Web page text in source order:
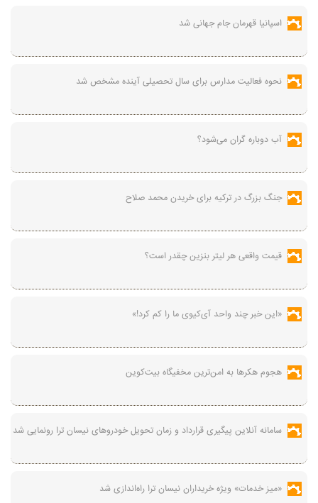
اسپانیا قهرمان جام جهانی شد
نحوه فعالیت مدارس برای سال تحصیلی آینده مشخص شد
آب دوباره گران می‌شود؟
جنگ بزرگ در ترکیه برای خریدن محمد صلاح
قیمت واقعی هر لیتر بنزین چقدر است؟
«این خبر چند واحد آی‌کیوی ما را کم کرد!»
هجوم هکرها به امن‌ترین مخفیگاه بیت‌کوین
سامانه آنلاین پیگیری قرارداد‌ و زمان تحویل خودرو‌های نیسان ترا رونمایی شد
«میز خدمات» ویژه خریداران نیسان ترا راه‌اندازی شد